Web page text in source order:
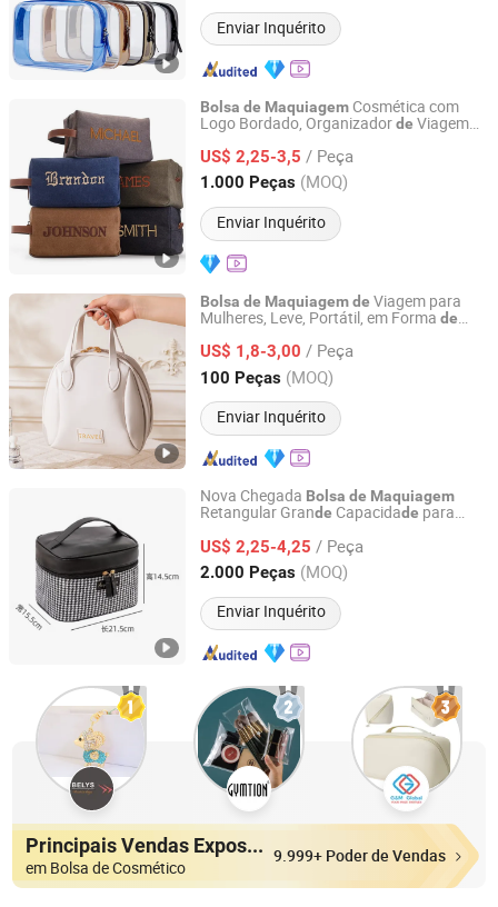
Enviar Inquérito
Bolsa de Maquiagem Cosmética com
Logo Bordado, Organizadorde Viagem
Lona Masculina
US$ 2,25-3,5 / Peça
1.000 Peças (MOQ)
Enviar Inquérito
Hefei Exciway Import & Export Co., Ltd.
Anhui, China Desde 2026
Bolsa de Maquiagemde Viagem para
Mulheres, Leve, Portátil, em Forma de
Capacidade, Ecológica e Impermeável
US$ 1,8-3,00 / Peça
100 Peças (MOQ)
Enviar Inquérito
Yiwu Ginzeal Bag Co., Ltd.
Zhejiang, China Desde 2024
Nova Chegada Bolsa de Maquiagem
Retangular Grande Capacidade para
US$ 2,25-4,25 / Peça
2.000 Peças (MOQ)
Enviar Inquérito
Quanzhou Senya Bags Co., Ltd.
Fujian, China Desde 2005
Principais Vendas Expositores
em Bolsa de Cosmético
9.999+ Poder de Vendas